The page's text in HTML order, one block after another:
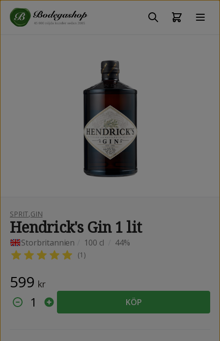
SPRIT,GIN
Hendrick's Gin 1 lit
Storbritannien 100 cl 44%
(1 )
599 kr
1 KÖP